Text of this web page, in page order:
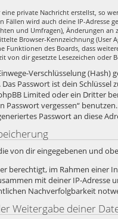
private Nachricht erstellst, so
Fällen wird auch deine IP-Adresse
und Umfragen), Änderungen
Browser-Kennzeichnung (User
Funktionen des Boards, dass
von dir gesetzte Lesezeichen oder
Verschlüsselung (Hash)
Passwort ist dein
Limited oder ein Dritter
Passwort vergessen“
Passwort an diese
von dir eingegebenen und
berechtigt, im Rahmen einer
mit deiner IP-Adresse
Nachverfolgbarkeit
Weitergabe deiner